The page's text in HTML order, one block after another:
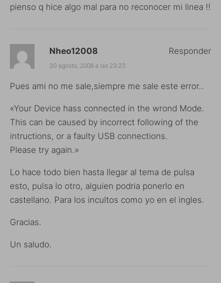
pienso q hice algo mal para no reconocer mi linea !!
Nheo12008
30 agosto, 2008 a las 23:23
Pues ami no me sale,siempre me sale este error..
«Your Device hass connected in the wrond Mode.
This can be caused by incorrect following of the
intructions, or a faulty USB connections.
Please try again.»
Lo hace todo bien hasta llegar al tema de pulsa
esto, pulsa lo otro, alguien podria ponerlo en
castellano. Para los incultos como yo en el ingles.
Gracias.
Un saludo.
Responder